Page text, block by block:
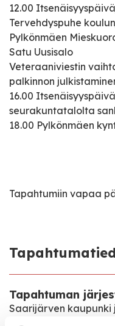
12.00
Tervehdyspuhe
Pylkönmäen
Satu Uusisalo
Veteraaniviestin
palkinnon
16.00
seurakuntatalolta
18.00 Pylkönmäen
Tapahtumiin vapaa
Tapahtuman
Saarijärven